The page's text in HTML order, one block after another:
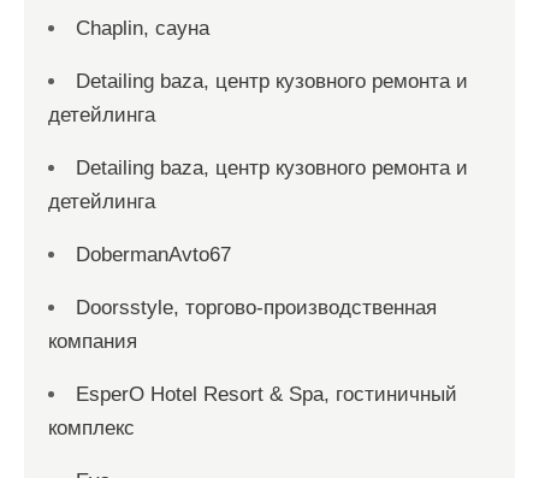
Chaplin, сауна
Detailing baza, центр кузовного ремонта и
детейлинга
Detailing baza, центр кузовного ремонта и
детейлинга
DobermanAvto67
Doorsstyle, торгово-производственная
компания
EsperO Hotel Resort & Spa, гостиничный
комплекс